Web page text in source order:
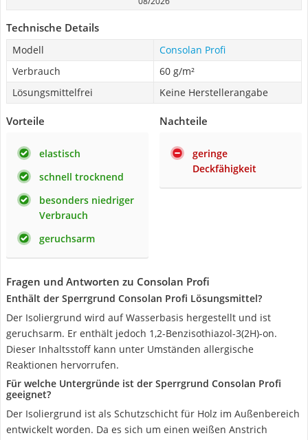
Technische Details
Modell
Consolan Profi
Verbrauch
60 g/m²
Lösungsmittelfrei
Keine Herstellerangabe
Vorteile
elastisch
schnell trocknend
besonders niedriger
Verbrauch
geruchsarm
Nachteile
geringe
Deckfähigkeit
Fragen und Antworten zu Consolan Profi
Enthält der Sperrgrund Consolan Profi Lösungsmittel?
Der Isoliergrund wird auf Wasserbasis hergestellt und ist
geruchsarm. Er enthält jedoch 1,2-Benzisothiazol-3(2H)-on.
Dieser Inhaltsstoff kann unter Umständen allergische
Reaktionen hervorrufen.
Für welche Untergründe ist der Sperrgrund Consolan Profi
geeignet?
Der Isoliergrund ist als Schutzschicht für Holz im Außenbereich
entwickelt worden. Da es sich um einen weißen Anstrich